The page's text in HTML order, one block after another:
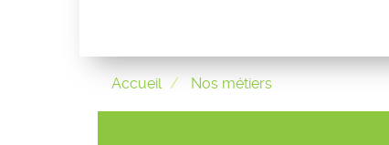
Accueil Nos métiers